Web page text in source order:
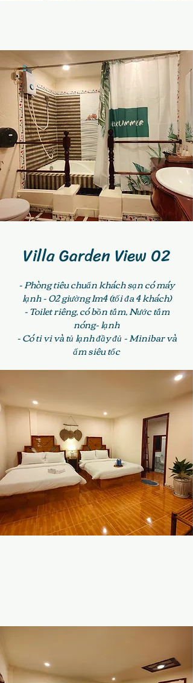
Villa Garden View 02
- Phòng tiêu chuẩn khách sạn có máy
lạnh - 02 giường 1m4 (tối đa 4 khách)
- Toilet riêng, có bồn tắm, Nước tắm
nóng- lạnh
- Có ti vi và tủ lạnh đầy đủ - Minibar và
ấm siêu tốc